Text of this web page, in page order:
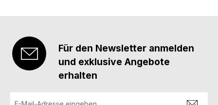
Für den Newsletter anmelden
und exklusive Angebote
erhalten